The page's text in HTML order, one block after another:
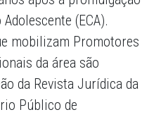
(ECA).
mobilizam Promotores
da área são
da Revista Jurídica da
Público de